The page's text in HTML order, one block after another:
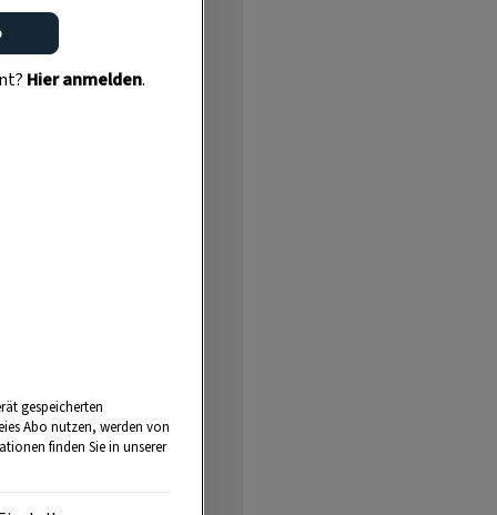
Hier anmelden.
gespeicherten
Abo nutzen, werden von
finden Sie in unserer